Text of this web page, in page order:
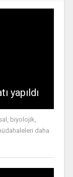
yapıldı
biyolojik,
daha